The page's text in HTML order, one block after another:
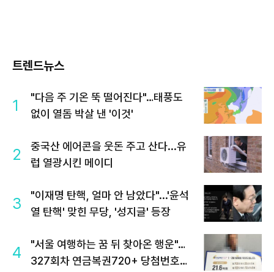
트렌드뉴스
1
"다음 주 기온 뚝 떨어진다"…태풍도
없이 열돔 박살 낸 '이것'
2
중국산 에어콘을 웃돈 주고 산다...유
럽 열광시킨 메이디
3
"이재명 탄핵, 얼마 안 남았다"...'윤석
열 탄핵' 맞힌 무당, '성지글' 등장
4
"서울 여행하는 꿈 뒤 찾아온 행운"…
327회차 연금복권720+ 당첨번호조